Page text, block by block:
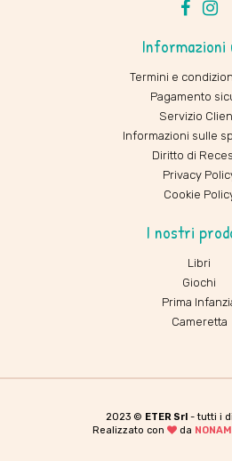
Termini e
Pagamento
Servizio
Informazioni sulle
Diritto di
Privacy
Cookie
I nostri
Libri
Giochi
Prima
Cameretta
2023 © ETER Srl - tutti i
Realizzato con
da